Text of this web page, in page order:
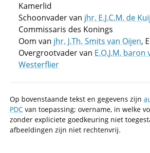
Kamerlid
Schoonvader van jhr. E.J.C.M. de
Commissaris des Konings
Oom van jhr. J.Th. Smits van Oijen,
Overgrootvader van E.O.J.M.
Westerflier
Op bovenstaande tekst en gegevens zijn
PDC van toepassing; overname, in welke
zonder expliciete goedkeuring niet
afbeeldingen zijn niet rechtenvrij.